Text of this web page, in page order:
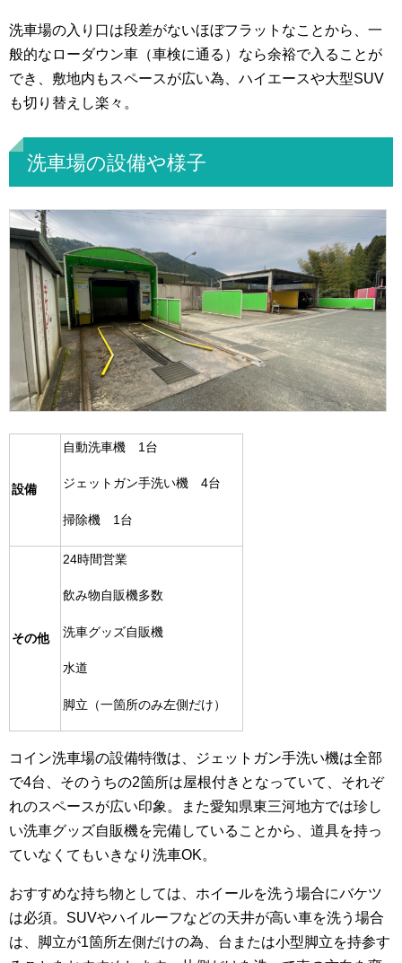
洗車場の入り口は段差がないほぼフラットなことから、一
般的なローダウン車（車検に通る）なら余裕で入ることが
でき、敷地内もスペースが広い為、ハイエースや大型SUV
も切り替えし楽々。
洗車場の設備や様子
設備
自動洗車機 1台
ジェットガン手洗い機 4台
掃除機 1台
その他
24時間営業
飲み物自販機多数
洗車グッズ自販機
水道
脚立（一箇所のみ左側だけ）
コイン洗車場の設備特徴は、ジェットガン手洗い機は全部
で4台、そのうちの2箇所は屋根付きとなっていて、それぞ
れのスペースが広い印象。また愛知県東三河地方では珍し
い洗車グッズ自販機を完備していることから、道具を持っ
ていなくてもいきなり洗車OK。
おすすめな持ち物としては、ホイールを洗う場合にバケツ
は必須。SUVやハイルーフなどの天井が高い車を洗う場合
は、脚立が1箇所左側だけの為、台または小型脚立を持参す